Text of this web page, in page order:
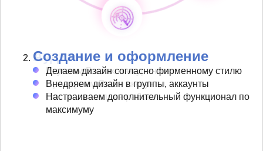
Создание и оформление
Делаем дизайн согласно фирменному стилю
Внедряем дизайн в группы, аккаунты
Настраиваем дополнительный функционал по
максимуму